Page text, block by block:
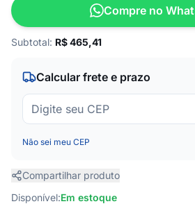
Compre no
Subtotal: R$465,41
Calcular frete e prazo
Não sei meu CEP
Compartilhar produto
Disponível:Em estoque